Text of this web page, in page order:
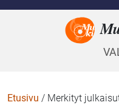
Etusivu / Merkityt